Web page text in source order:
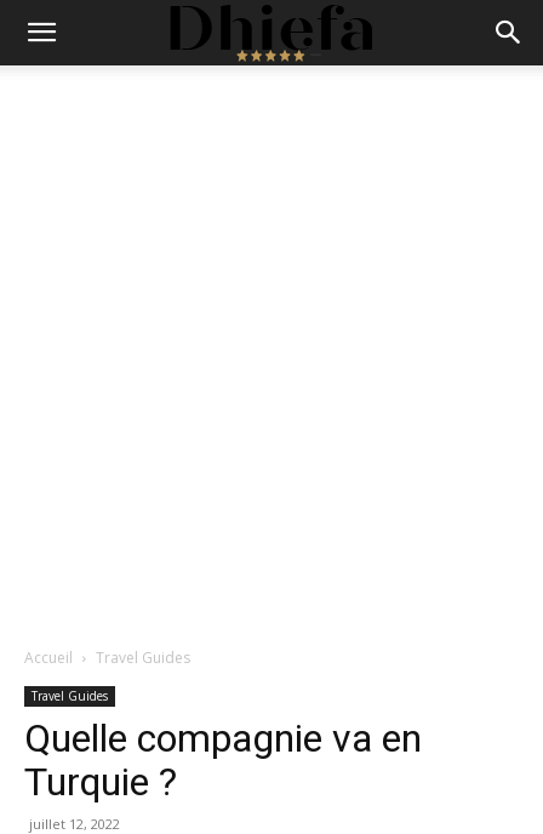
Accueil Travel Guides
Travel Guides
Quelle compagnie va en
Turquie ?
juillet 12, 2022